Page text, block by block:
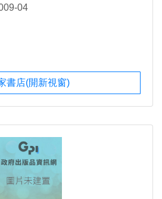
04
書店(開新視窗)